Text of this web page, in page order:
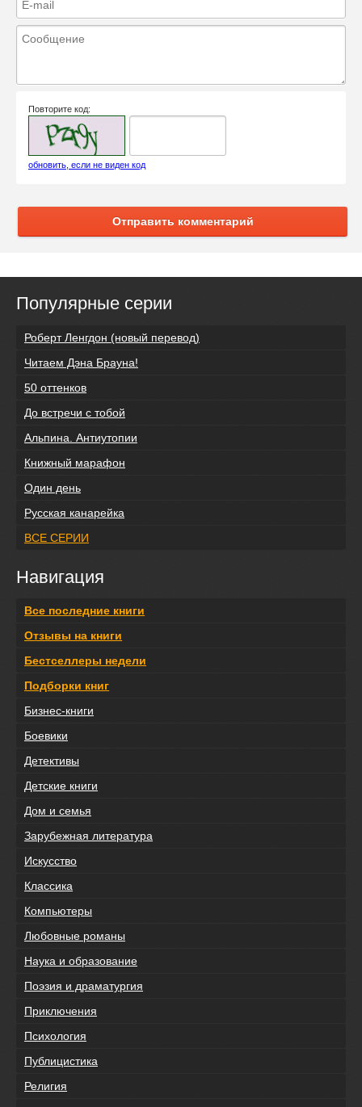
Повторите код:
обновить, если не виден код
Отправить комментарий
Популярные серии
Роберт Ленгдон (новый перевод)
Читаем Дэна Брауна!
50 оттенков
До встречи с тобой
Альпина. Антиутопии
Книжный марафон
Один день
Русская канарейка
ВСЕ СЕРИИ
Навигация
Все последние книги
Отзывы на книги
Бестселлеры недели
Подборки книг
Бизнес-книги
Боевики
Детективы
Детские книги
Дом и семья
Зарубежная литература
Искусство
Классика
Компьютеры
Любовные романы
Наука и образование
Поэзия и драматургия
Приключения
Психология
Публицистика
Религия